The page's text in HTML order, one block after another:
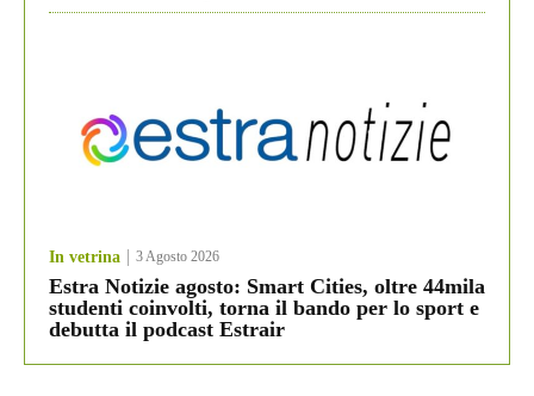
In vetrina 3 Agosto 2026
Estra Notizie agosto: Smart Cities, oltre 44mila
studenti coinvolti, torna il bando per lo sport e
debutta il podcast Estrair